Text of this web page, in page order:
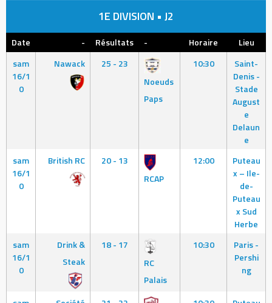
1E DIVISION • J2
Date - Résultats - Horaire
Lieu
sam
16/1
0
Nawack
25 - 23
Noeuds
Paps
10:30
Saint-
Denis -
Stade
August
e
Delaun
e
sam
16/1
0
British RC
20 - 13
RCAP
12:00
Puteau
x – Ile-
de-
Puteau
x Sud
Herbe
sam
16/1
0
Drink &
Steak
18 - 17
RC
Palais
10:30
Paris -
Pershi
ng